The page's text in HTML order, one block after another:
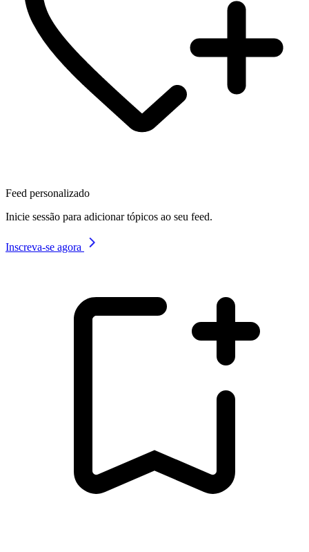
Feed personalizado
Inicie sessão para adicionar tópicos ao seu feed.
Inscreva-se agora